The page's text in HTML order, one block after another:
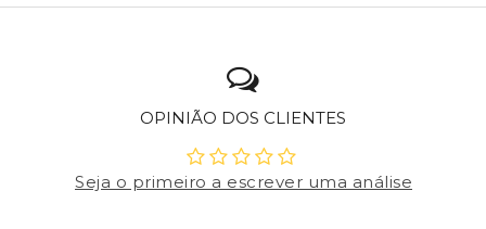
OPINIÃO DOS CLIENTES
Seja o primeiro a escrever uma análise